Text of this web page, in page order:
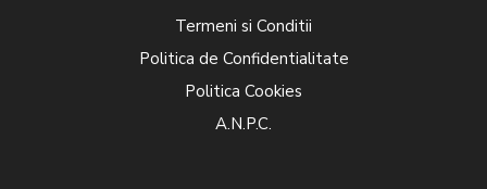
Termeni si Conditii
Politica de Confidentialitate
Politica Cookies
A.N.P.C.